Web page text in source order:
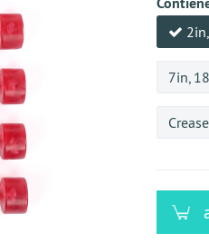
7in,
Crease